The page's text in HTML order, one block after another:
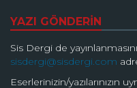
YAZI GÖNDERİN
Sis Dergi de
sisdergi@sisdergi.com
Eserlerinizin/yazılarınızın